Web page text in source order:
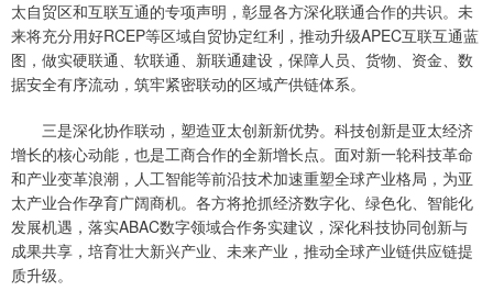
太自贸区和互联互通的专项声明，彰显各方深化联通合作的共识。未
来将充分用好RCEP等区域自贸协定红利，推动升级APEC互联互通蓝
图，做实硬联通、软联通、新联通建设，保障人员、货物、资金、数
据安全有序流动，筑牢紧密联动的区域产供链体系。
三是深化协作联动，塑造亚太创新新优势。科技创新是亚太经济
增长的核心动能，也是工商合作的全新增长点。面对新一轮科技革命
和产业变革浪潮，人工智能等前沿技术加速重塑全球产业格局，为亚
太产业合作孕育广阔商机。各方将抢抓经济数字化、绿色化、智能化
发展机遇，落实ABAC数字领域合作务实建议，深化科技协同创新与
成果共享，培育壮大新兴产业、未来产业，推动全球产业链供应链提
质升级。